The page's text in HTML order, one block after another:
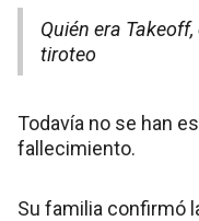
Quién era
tiroteo
Todavía no se han
fallecimiento.
Su familia confirmó